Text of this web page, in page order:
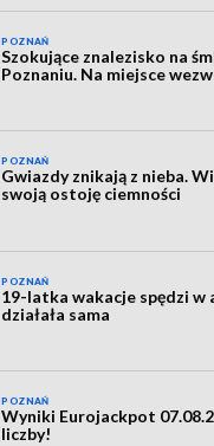
POZNAŃ
Szokujące znalezisko na
Poznaniu. Na miejsce
POZNAŃ
Gwiazdy znikają z nieba.
swoją ostoję ciemności
POZNAŃ
19-latka wakacje spędzi w
działała sama
POZNAŃ
Wyniki Eurojackpot
liczby!